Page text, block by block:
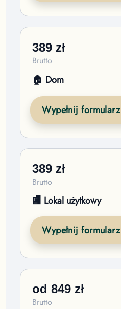
389 zł
Brutto
🏠 Dom
Wypełnij formularz
389 zł
Brutto
🏬 Lokal użytkowy
Wypełnij formularz
od849 zł
Brutto